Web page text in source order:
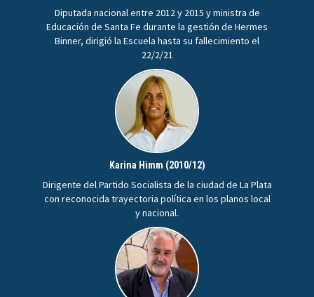
Diputada nacional entre 2012 y 2015 y ministra de
Educación de Santa Fe durante la gestión de Hermes
Binner, dirigió la Escuela hasta su fallecimiento el
22/2/21
Karina Himm (2010/12)
Dirigente del Partido Socialista de la ciudad de La Plata
con reconocida trayectoria política en los planos local
y nacional.